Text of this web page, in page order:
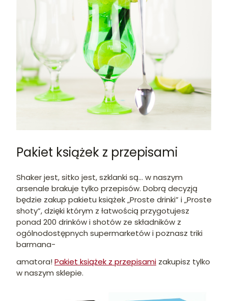
Pakiet książek z przepisami
Shaker jest, sitko jest, szklanki są… w naszym
arsenale brakuje tylko przepisów. Dobrą decyzją
będzie zakup pakietu książek „Proste drinki” i „Proste
shoty”, dzięki którym z łatwością przygotujesz
ponad 200 drinków i shotów ze składników z
ogólnodostępnych supermarketów i poznasz triki
barmana-
amatora!Pakiet książek z przepisami zakupisz tylko
w naszym sklepie.